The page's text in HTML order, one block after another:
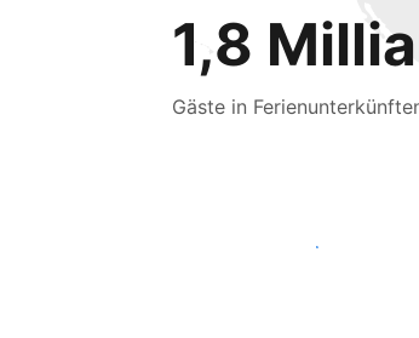
1,8
Gäste in
Noch heute neue Gäste